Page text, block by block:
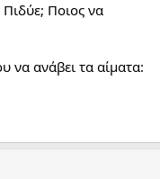
Ποιος να
να ανάβει τα αίματα: